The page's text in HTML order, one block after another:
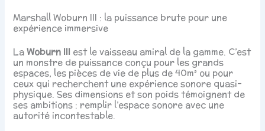
Marshall Woburn III : la puissance brute pour une
expérience immersive
LaWoburn III est le vaisseau amiral de la gamme. C’est
un monstre de puissance conçu pour les grands
espaces, les pièces de vie de plus de 40m² ou pour
ceux qui recherchent une expérience sonore quasi-
physique. Ses dimensions et son poids témoignent de
ses ambitions : remplir l’espace sonore avec une
autorité incontestable.